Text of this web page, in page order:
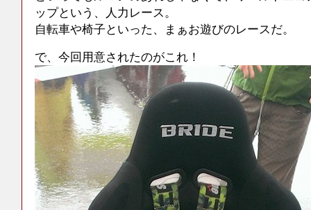
ップという、人力レース。
自転車や椅子といった、まぁお遊びのレースだ。
で、今回用意されたのがこれ！